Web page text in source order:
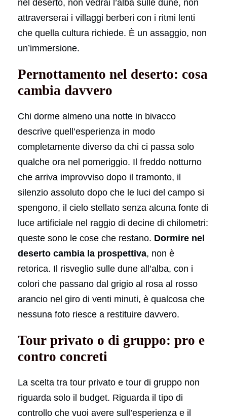
nel deserto, non vedrai l’alba sulle dune, non
attraverserai i villaggi berberi con i ritmi lenti
che quella cultura richiede. È un assaggio, non
un’immersione.
Pernottamento nel deserto: cosa
cambia davvero
Chi dorme almeno una notte in bivacco
descrive quell’esperienza in modo
completamente diverso da chi ci passa solo
qualche ora nel pomeriggio. Il freddo notturno
che arriva improvviso dopo il tramonto, il
silenzio assoluto dopo che le luci del campo si
spengono, il cielo stellato senza alcuna fonte di
luce artificiale nel raggio di decine di chilometri:
queste sono le cose che restano. Dormire nel
deserto cambia la prospettiva, non è
retorica. Il risveglio sulle dune all’alba, con i
colori che passano dal grigio al rosa al rosso
arancio nel giro di venti minuti, è qualcosa che
nessuna foto riesce a restituire davvero.
Tour privato o di gruppo: pro e
contro concreti
La scelta tra tour privato e tour di gruppo non
riguarda solo il budget. Riguarda il tipo di
controllo che vuoi avere sull’esperienza e il